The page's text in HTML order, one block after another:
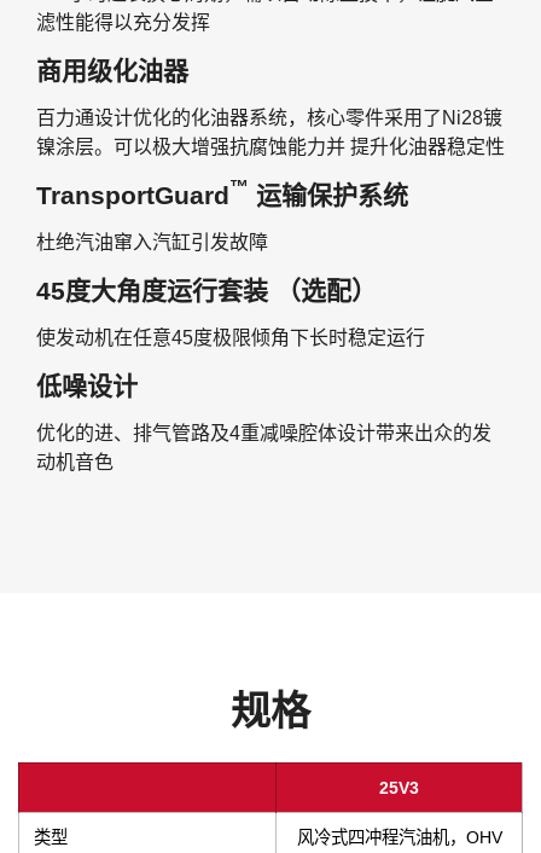
滤性能得以充分发挥
商用级化油器
百力通设计优化的化油器系统，核心零件采用了Ni28镀
镍涂层。可以极大增强抗腐蚀能力并 提升化油器稳定性
TransportGuard™ 运输保护系统
杜绝汽油窜入汽缸引发故障
45度大角度运行套装 （选配）
使发动机在任意45度极限倾角下长时稳定运行
低噪设计
优化的进、排气管路及4重减噪腔体设计带来出众的发
动机音色
规格
25V3
类型 风冷式四冲程汽油机，OHV